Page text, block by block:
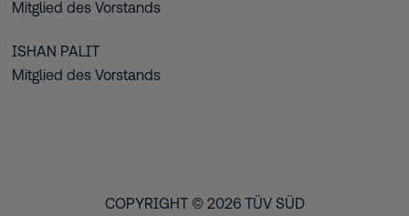
Mitglied des Vorstands
Ishan Palit
Mitglied des Vorstands
COPYRIGHT © 2026 TÜV SÜD